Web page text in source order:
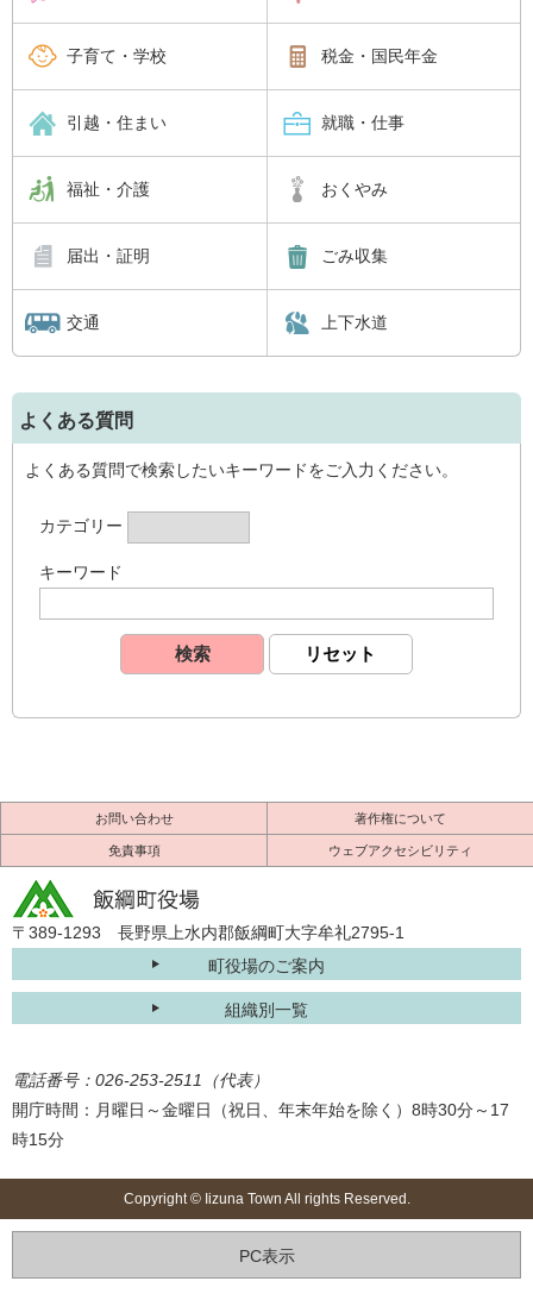
子育て・学校 税金・国民年金
引越・住まい 就職・仕事
福祉・介護 おくやみ
届出・証明 ごみ収集
交通 上下水道
よくある質問
よくある質問で検索したいキーワードをご入力ください。
カテゴリー
キーワード
お問い合わせ 著作権について
免責事項 ウェブアクセシビリティ
〒389-1293 長野県上水内郡飯綱町大字牟礼2795-1
町役場のご案内
組織別一覧
電話番号：026-253-2511（代表）
開庁時間：月曜日～金曜日（祝日、年末年始を除く）8時30分～17
時15分
Copyright © Iizuna Town All rights Reserved.
PC表示